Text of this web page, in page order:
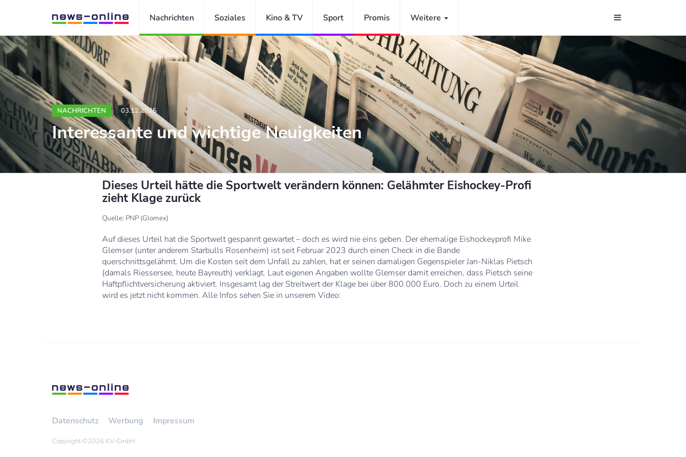
Nachrichten Soziales Kino & TV Sport Promis Weitere
NACHRICHTEN 03.12.2025
Interessante und wichtige Neuigkeiten
Dieses Urteil hätte die Sportwelt verändern können: Gelähmter Eishockey-Profi
zieht Klage zurück
Quelle: PNP (Glomex)
Auf dieses Urteil hat die Sportwelt gespannt gewartet – doch es wird nie eins geben. Der ehemalige Eishockeyprofi Mike
Glemser (unter anderem Starbulls Rosenheim) ist seit Februar 2023 durch einen Check in die Bande
querschnittsgelähmt. Um die Kosten seit dem Unfall zu zahlen, hat er seinen damaligen Gegenspieler Jan-Niklas Pietsch
(damals Riessersee, heute Bayreuth) verklagt. Laut eigenen Angaben wollte Glemser damit erreichen, dass Pietsch seine
Haftpflichtversicherung aktiviert. Insgesamt lag der Streitwert der Klage bei über 800.000 Euro. Doch zu einem Urteil
wird es jetzt nicht kommen. Alle Infos sehen Sie in unserem Video:
Datenschutz Werbung Impressum
Copyright ©2026 KV-GmbH